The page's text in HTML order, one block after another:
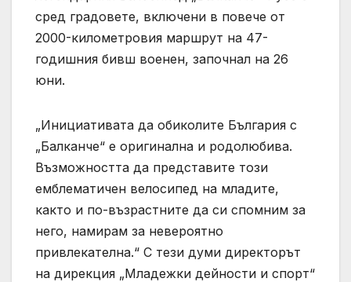
сред градовете, включени в повече от
2000-километровия маршрут на 47-
годишния бивш военен, започнал на 26
юни.
„Инициативата да обиколите България с
„Балканче“ е оригинална и родолюбива.
Възможността да представите този
емблематичен велосипед на младите,
както и по-възрастните да си спомним за
него, намирам за невероятно
привлекателна.“ С тези думи директорът
на дирекция „Младежки дейности и спорт“